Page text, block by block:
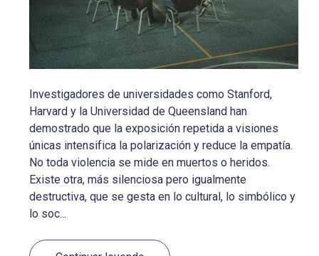
Investigadores de universidades como Stanford,
Harvard y la Universidad de Queensland han
demostrado que la exposición repetida a visiones
únicas intensifica la polarización y reduce la empatía.
No toda violencia se mide en muertos o heridos.
Existe otra, más silenciosa pero igualmente
destructiva, que se gesta en lo cultural, lo simbólico y
lo soc...